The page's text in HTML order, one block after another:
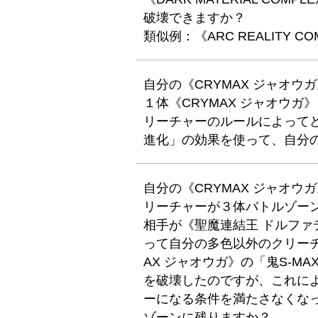
破壊できますか？
類似例：《ARC REALITY
自分の《CRYMAX ジャオウ
１体《CRYMAX ジャオウガ
リーチャーのルールによって
進化」の効果を使って、自分
自分の《CRYMAX ジャオウ
リーチャーが３体バトルゾー
相手が《聖魔連結王 ドルフ
って自分の多色以外のクリー
AX ジャオウガ》の「鬼S-
を破壊したのですが、これに
ーになる条件を満たさなくな